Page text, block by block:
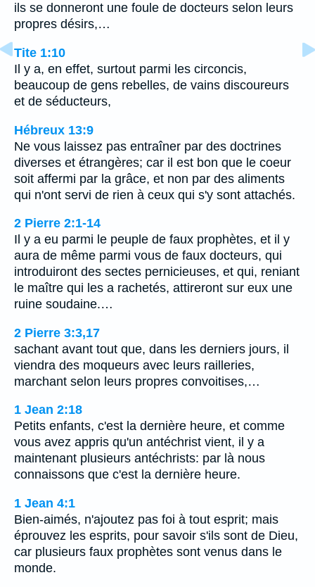
ils se donneront une foule de docteurs selon leurs
propres désirs,…
Tite 1:10
Il y a, en effet, surtout parmi les circoncis,
beaucoup de gens rebelles, de vains discoureurs
et de séducteurs,
Hébreux 13:9
Ne vous laissez pas entraîner par des doctrines
diverses et étrangères; car il est bon que le coeur
soit affermi par la grâce, et non par des aliments
qui n'ont servi de rien à ceux qui s'y sont attachés.
2 Pierre 2:1-14
Il y a eu parmi le peuple de faux prophètes, et il y
aura de même parmi vous de faux docteurs, qui
introduiront des sectes pernicieuses, et qui, reniant
le maître qui les a rachetés, attireront sur eux une
ruine soudaine.…
2 Pierre 3:3,17
sachant avant tout que, dans les derniers jours, il
viendra des moqueurs avec leurs railleries,
marchant selon leurs propres convoitises,…
1 Jean 2:18
Petits enfants, c'est la dernière heure, et comme
vous avez appris qu'un antéchrist vient, il y a
maintenant plusieurs antéchrists: par là nous
connaissons que c'est la dernière heure.
1 Jean 4:1
Bien-aimés, n'ajoutez pas foi à tout esprit; mais
éprouvez les esprits, pour savoir s'ils sont de Dieu,
car plusieurs faux prophètes sont venus dans le
monde.